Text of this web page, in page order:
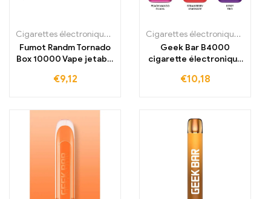
Cigarettes électroniques jetables ,Cigarettes électroniques
Fumot Randm Tornado
Box 10000 Vape jetable
€9,12
Cigarettes électroniques jetables
Geek Bar B4000
cigarette électronique
1050mAh
€10,18